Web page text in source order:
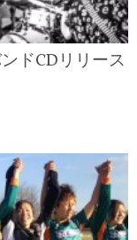
ドCDリリース